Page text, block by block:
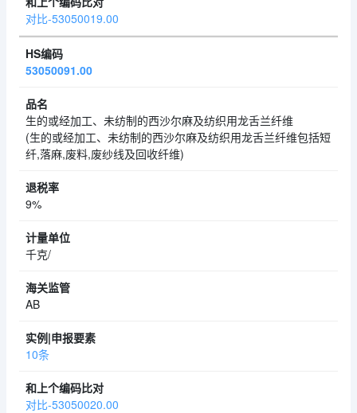
对比-53050019.00
53050091.00
生的或经加工、未纺制的西沙尔麻及纺织用龙舌兰纤维
(生的或经加工、未纺制的西沙尔麻及纺织用龙舌兰纤维包括短
纤,落麻,废料,废纱线及回收纤维)
9%
千克/
AB
10条
对比-53050020.00